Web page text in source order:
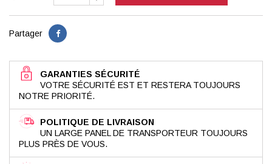
Partager
GARANTIES SÉCURITÉ
VOTRE SÉCURITÉ EST ET RESTERA TOUJOURS
NOTRE PRIORITÉ.
POLITIQUE DE LIVRAISON
UN LARGE PANEL DE TRANSPORTEUR TOUJOURS
PLUS PRÈS DE VOUS.